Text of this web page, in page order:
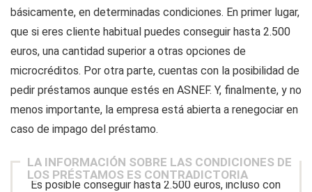
básicamente, en determinadas condiciones. En primer lugar,
que si eres cliente habitual puedes conseguir hasta 2.500
euros, una cantidad superior a otras opciones de
microcréditos. Por otra parte, cuentas con la posibilidad de
pedir préstamos aunque estés en ASNEF. Y, finalmente, y no
menos importante, la empresa está abierta a renegociar en
caso de impago del préstamo.
LA INFORMACIÓN SOBRE LAS CONDICIONES DE
LOS PRÉSTAMOS ES CONTRADICTORIA
Es posible conseguir hasta 2.500 euros, incluso con